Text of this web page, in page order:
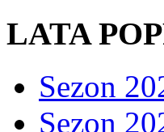
LATA
Sezon
Sezon